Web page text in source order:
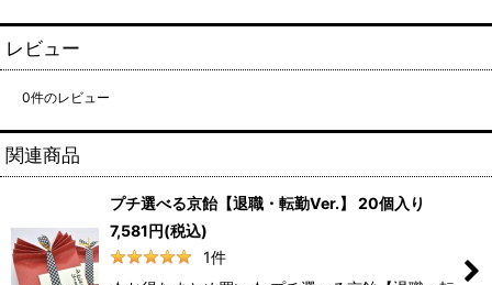
レビュー
0件のレビュー
関連商品
プチ選べる京飴【退職・転勤Ver.】 20個入り
7,581円(税込)
1件